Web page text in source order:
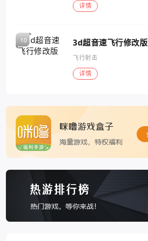
详情
3d超音速飞行修改版
飞行射击
详情